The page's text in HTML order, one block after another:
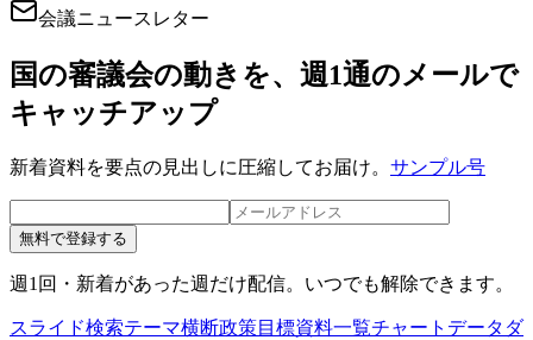
会議ニュースレター
国の審議会の動きを、週1通のメールで
キャッチアップ
新着資料を要点の見出しに圧縮してお届け。 サンプル号
無料で登録する
週1回・新着があった週だけ配信。いつでも解除できます。
スライド検索テーマ横断政策目標資料一覧チャートデータ ダ